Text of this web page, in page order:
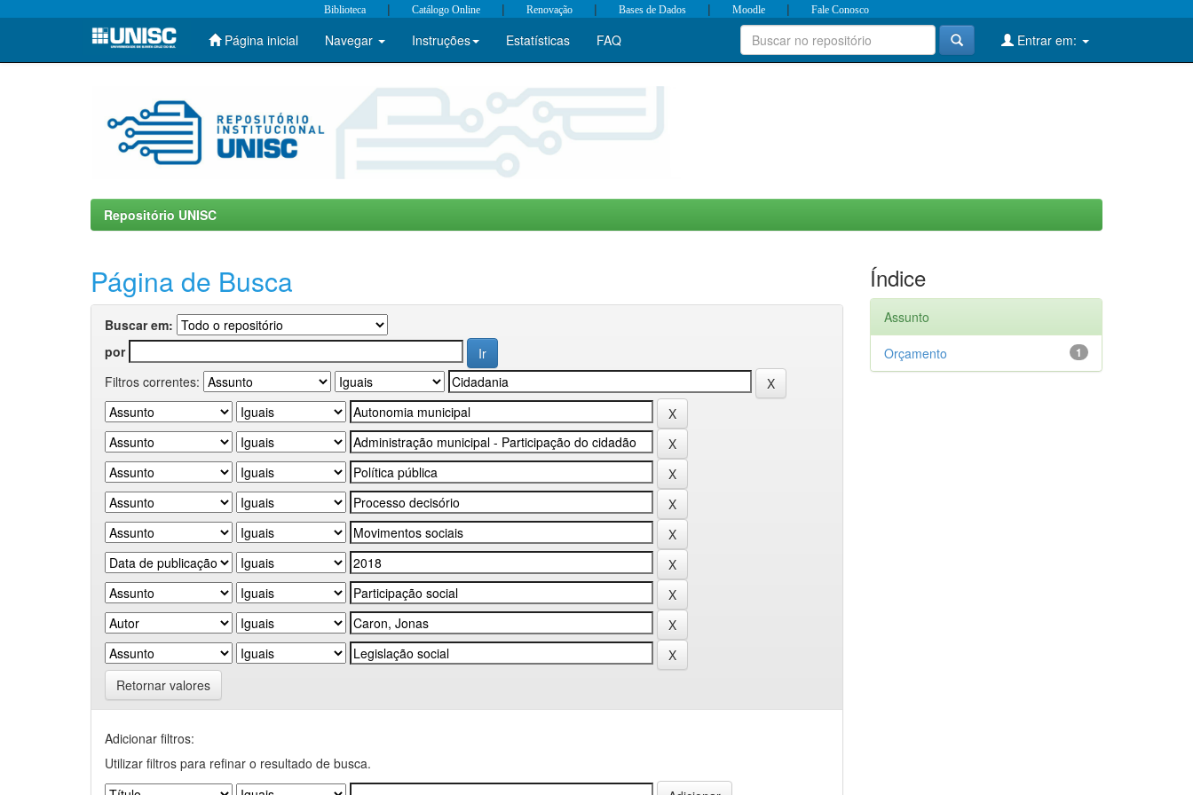
Skip
Biblioteca | Catálogo Online | Renovação | Bases de Dados | Moodle | Fale Conosco
Página inicial Navegar Instruções Estatísticas FAQ Entrar em:
Repositório UNISC
Página de Busca
Buscar em:
por
Filtros correntes:
Retornar valores
Adicionar filtros:
Utilizar filtros para refinar o resultado de busca.
Índice
Assunto
1
Orçamento